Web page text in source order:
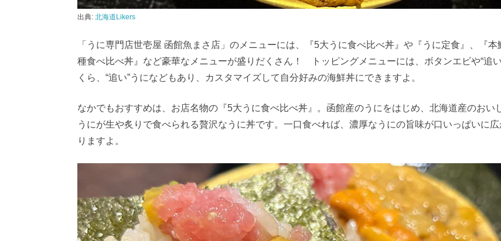
出典: 北海道Likers
「うに専門店世壱屋 函館魚まさ店」のメニューには、『5大うに食べ比べ丼』や『うに定食』、『本
種食べ比べ丼』など豪華なメニューが盛りだくさん！ トッピングメニューには、ボタンエビや“追
くら、“追い”うになどもあり、カスタマイズして自分好みの海鮮丼にできますよ。
なかでもおすすめは、お店名物の『5大うに食べ比べ丼』。函館産のうにをはじめ、北海道産のおい
うにが生や炙りで食べられる贅沢なうに丼です。一口食べれば、濃厚なうにの旨味が口いっぱいに広
りますよ。